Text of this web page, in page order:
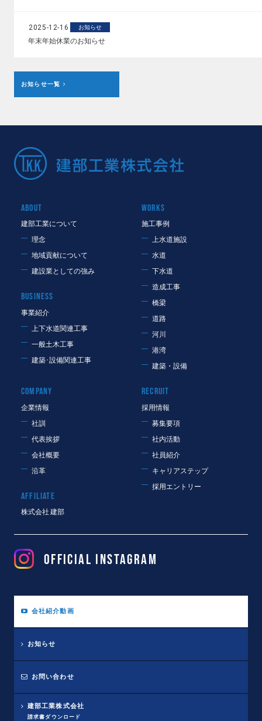
2025-12-16 お知らせ
年末年始休業のお知らせ
お知らせ一覧
ABOUT
建部工業について
理念
地域貢献について
建設業としての強み
BUSINESS
事業紹介
上下水道関連工事
一般土木工事
建築･設備関連工事
WORKS
施工事例
上水道施設
水道
下水道
造成工事
橋梁
道路
河川
港湾
建築・設備
COMPANY
企業情報
社訓
代表挨拶
会社概要
沿革
AFFILIATE
株式会社 建部
RECRUIT
採用情報
募集要項
社内活動
社員紹介
キャリアステップ
採用エントリー
OFFICIAL Instagram
会社紹介動画
お知らせ
お問い合わせ
建部工業株式会社
請求書ダウンロード